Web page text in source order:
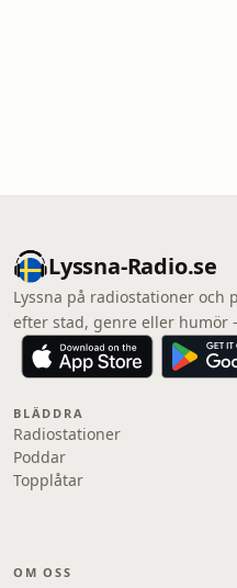
Lyssna-Radio.se
Lyssna på radiostationer och
efter stad, genre eller humör
BLÄDDRA
Radiostationer
Poddar
Topplåtar
OM OSS